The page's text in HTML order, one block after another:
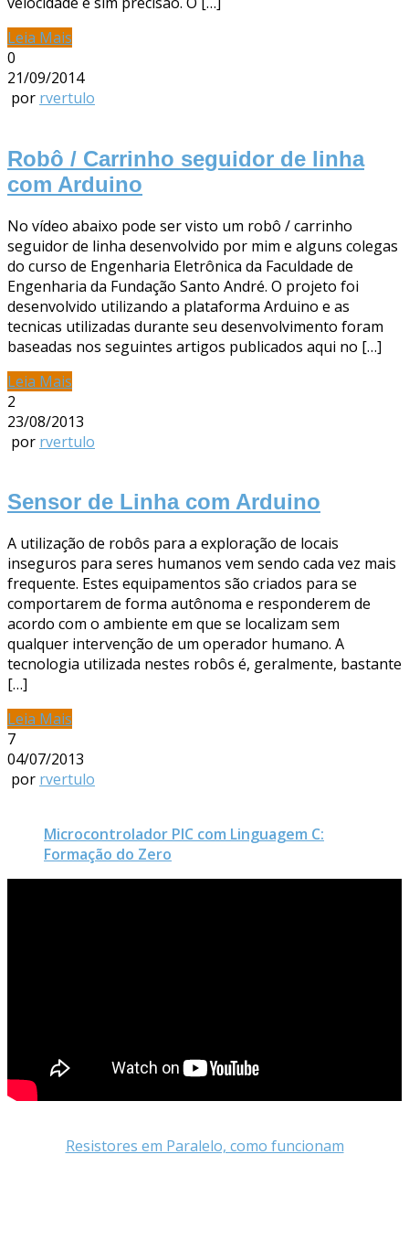
Leia Mais
0
21/09/2014
por rvertulo
Robô / Carrinho seguidor de linha
com Arduino
No vídeo abaixo pode ser visto um robô / carrinho
seguidor de linha desenvolvido por mim e alguns colegas
do curso de Engenharia Eletrônica da Faculdade de
Engenharia da Fundação Santo André. O projeto foi
desenvolvido utilizando a plataforma Arduino e as
tecnicas utilizadas durante seu desenvolvimento foram
baseadas nos seguintes artigos publicados aqui no […]
Leia Mais
2
23/08/2013
por rvertulo
Sensor de Linha com Arduino
A utilização de robôs para a exploração de locais
inseguros para seres humanos vem sendo cada vez mais
frequente. Estes equipamentos são criados para se
comportarem de forma autônoma e responderem de
acordo com o ambiente em que se localizam sem
qualquer intervenção de um operador humano. A
tecnologia utilizada nestes robôs é, geralmente, bastante
[…]
Leia Mais
7
04/07/2013
por rvertulo
Microcontrolador PIC com Linguagem C:
Formação do Zero
Resistores em Paralelo, como funcionam